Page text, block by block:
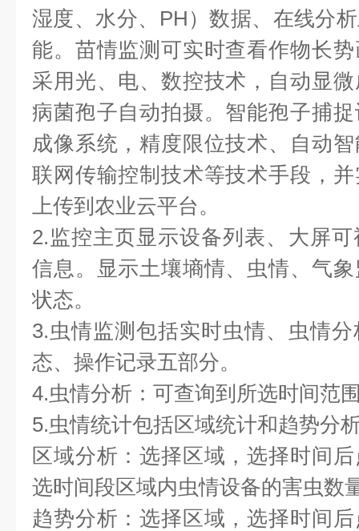
湿度、水分、PH）数据、在线分
能。苗情监测可实时查看作物长
采用光、电、数控技术，自动显
病菌孢子自动拍摄。智能孢子捕
成像系统，精度限位技术、自动
联网传输控制技术等技术手段，
上传到农业云平台。
2.监控主页显示设备列表、大屏
信息。显示土壤墒情、虫情、气
状态。
3.虫情监测包括实时虫情、虫情
态、操作记录五部分。
4.虫情分析：可查询到所选时间范
5.虫情统计包括区域统计和趋势分
区域分析：选择区域，选择时间
选时间段区域内虫情设备的害虫数
趋势分析：选择区域，选择时间